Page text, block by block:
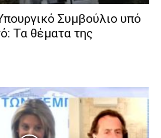
Συμβούλιο υπό
Τα θέματα της